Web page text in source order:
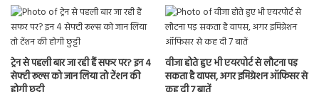
ट्रेन से पहली बार जा रही हैं सफर पर? इन 4
सेफ्टी रूल्स को जान लिया तो टेंशन की
वीजा होते हुए भी एयरपोर्ट से लौटना पड़
सकता है वापस, अगर इमिग्रेशन ऑफिसर से